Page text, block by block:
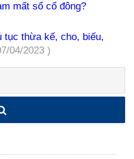
mất sổ cổ đông?
tục thừa kế, cho, biếu,
04/2023 )